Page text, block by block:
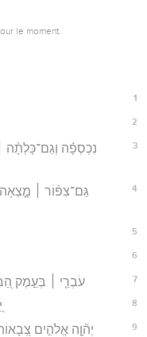
le moment.
1
2
3
נִכְסְפָ֬ה וְגַם־כָּלְתָ֨ה
4
גַּם־צִפּ֨וֹר ׀
5
6
7 עֹבְרֵ֤י ׀ בְּעֵ֣מֶק
8
9 יְה֘וָ֤ה אֱלֹהִ֣ים